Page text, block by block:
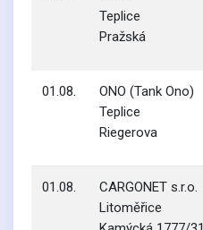
Teplice
Pražská
01.08.
ONO (Tank Ono)
Teplice
Riegerova
01.08.
CARGONET s.r.o.
Litoměřice